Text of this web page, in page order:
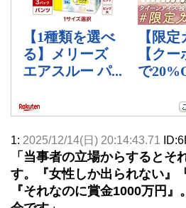
1: 2025/12/14(日) 20:14:43.71
「当事者の立場からするとそ
す。『女性しか出られない』
『それなのに賞金1000万円